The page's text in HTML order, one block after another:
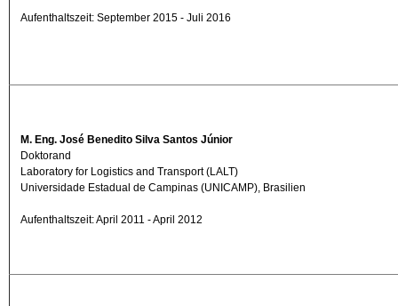
Aufenthaltszeit: September 2015 - Juli 2016
M. Eng. José Benedito Silva Santos Júnior
Doktorand
Laboratory for Logistics and Transport (LALT)
Universidade Estadual de Campinas (UNICAMP), Brasilien
Aufenthaltszeit: April 2011 - April 2012